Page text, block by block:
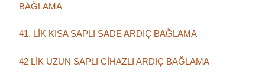
BAĞLAMA
41. LİK KISA SAPLI SADE ARDIÇ BAĞLAMA
42 LİK UZUN SAPLI CİHAZLI ARDIÇ BAĞLAMA